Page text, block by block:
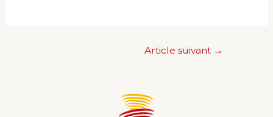
Article suivant →